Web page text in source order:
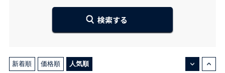
新着順 価格順 人気順